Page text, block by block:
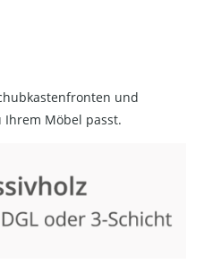
und
Möbel passt.